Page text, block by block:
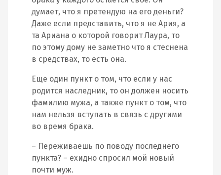
думает, что я претендую на его деньги?
Даже если представить, что я не Ария, а
та Ариана о которой говорит Лаура, то
по этому дому не заметно что я стеснена
в средствах, то есть она.
Еще один пункт о том, что если у нас
родится наследник, то он должен носить
фамилию мужа, а также пункт о том, что
нам нельзя вступать в связь с другими
во время брака.
– Переживаешь по поводу последнего
пункта? – ехидно спросил мой новый
почти муж.